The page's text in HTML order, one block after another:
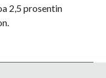
2,5 prosentin